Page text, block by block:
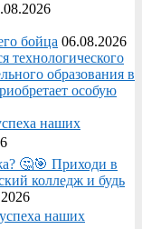
бойца 06.08.2026
технологического
образования в
особую
наших
🤔🎯 Приходи в
колледж и будь
наших